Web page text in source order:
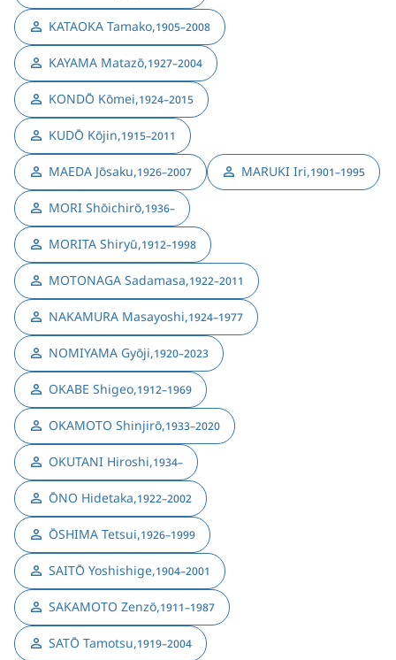
KATAOKA Tamako,1905–2008
KAYAMA Matazō,1927–2004
KONDŌ Kōmei,1924–2015
KUDŌ Kōjin,1915–2011
MAEDA Jōsaku,1926–2007 MARUKI Iri,1901–1995
MORI Shōichirō,1936–
MORITA Shiryū,1912–1998
MOTONAGA Sadamasa,1922–2011
NAKAMURA Masayoshi,1924–1977
NOMIYAMA Gyōji,1920–2023
OKABE Shigeo,1912–1969
OKAMOTO Shinjirō,1933–2020
OKUTANI Hiroshi,1934–
ŌNO Hidetaka,1922–2002
ŌSHIMA Tetsui,1926–1999
SAITŌ Yoshishige,1904–2001
SAKAMOTO Zenzō,1911–1987
SATŌ Tamotsu,1919–2004